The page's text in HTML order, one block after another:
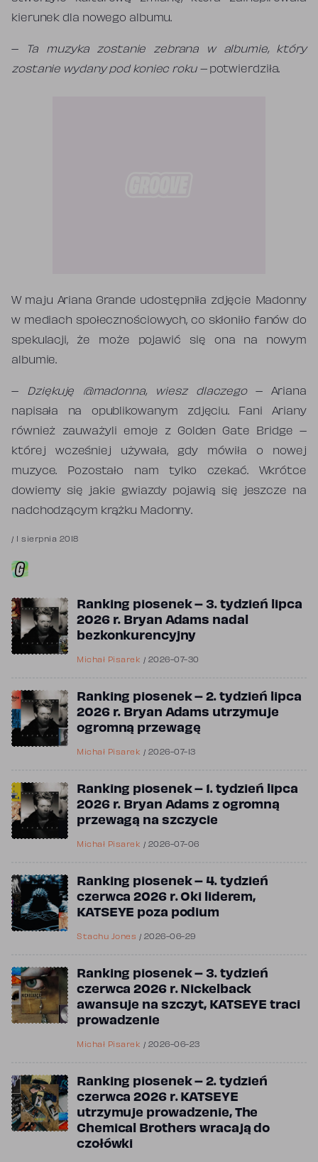
kierunek dla nowego albumu.
–
Ta muzyka zostanie zebrana w albumie, który
zostanie wydany pod koniec roku –potwierdziła.
W maju Ariana Grande udostępniła zdjęcie Madonny
w mediach społecznościowych, co skłoniło fanów do
spekulacji, że może pojawić się ona na nowym
albumie.
– Dziękuję @madonna, wiesz dlaczego– Ariana
napisała na opublikowanym zdjęciu. Fani Ariany
również zauważyli emoje z Golden Gate Bridge –
której wcześniej używała, gdy mówiła o nowej
muzyce. Pozostało nam tylko czekać. Wkrótce
dowiemy się jakie gwiazdy pojawią się jeszcze na
nadchodzącym krążku Madonny.
/ 1 sierpnia 2018
Ranking piosenek – 3. tydzień lipca
2026 r. Bryan Adams nadal
bezkonkurencyjny
Michał Pisarek / 2026-07-30
Ranking piosenek – 2. tydzień lipca
2026 r. Bryan Adams utrzymuje
ogromną przewagę
Michał Pisarek / 2026-07-13
Ranking piosenek – 1. tydzień lipca
2026 r. Bryan Adams z ogromną
przewagą na szczycie
Michał Pisarek / 2026-07-06
Ranking piosenek – 4. tydzień
czerwca 2026 r. Oki liderem,
KATSEYE poza podium
Stachu Jones / 2026-06-29
Ranking piosenek – 3. tydzień
czerwca 2026 r. Nickelback
awansuje na szczyt, KATSEYE traci
prowadzenie
Michał Pisarek / 2026-06-23
Ranking piosenek – 2. tydzień
czerwca 2026 r. KATSEYE
utrzymuje prowadzenie, The
Chemical Brothers wracają do
czołówki